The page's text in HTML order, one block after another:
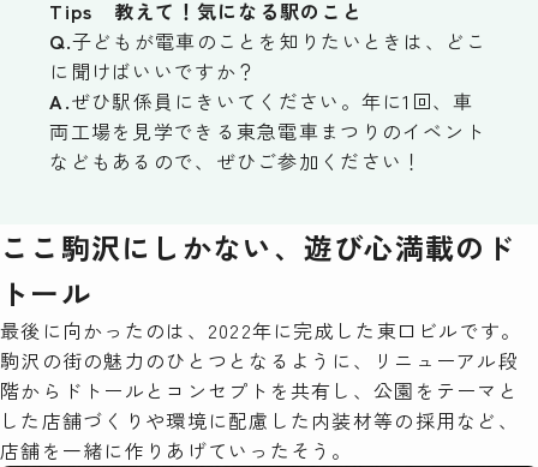
Tips 教えて！気になる駅のこと
Q.子どもが電車のことを知りたいときは、どこ
に聞けばいいですか？
A.ぜひ駅係員にきいてください。年に1回、車
両工場を見学できる東急電車まつりのイベント
などもあるので、ぜひご参加ください！
ここ駒沢にしかない、遊び心満載のド
トール
最後に向かったのは、2022年に完成した東口ビルです。
駒沢の街の魅力のひとつとなるように、リニューアル段
階からドトールとコンセプトを共有し、公園をテーマと
した店舗づくりや環境に配慮した内装材等の採用など、
店舗を一緒に作りあげていったそう。